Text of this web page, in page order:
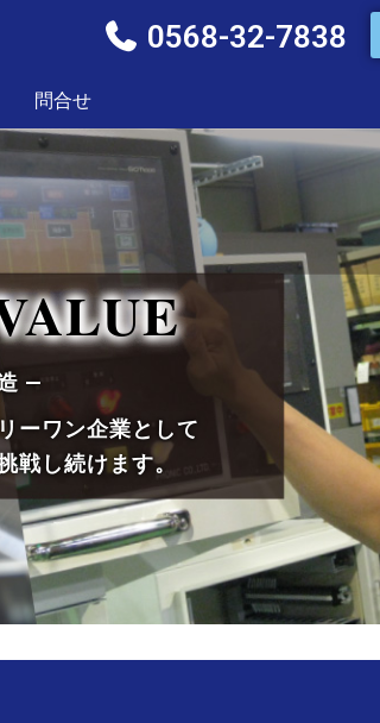
0568-32-7838
問合せ
—
ーワン企業として
戦し続けます。